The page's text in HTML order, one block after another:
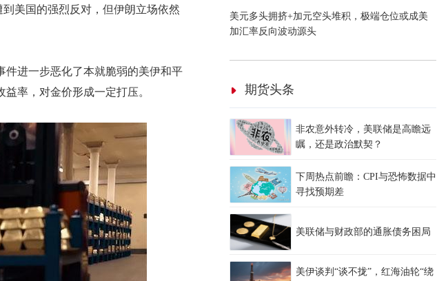
美国的强烈反对，但伊朗立场依然
进一步恶化了本就脆弱的美伊和平
率，对金价形成一定打压。
美元多头拥挤+加元空头堆积，极端仓位或成美
加汇率反向波动源头
期货头条
非农意外转冷，美联储是高瞻远
瞩，还是政治默契？
下周热点前瞻：CPI与恐怖数据中
寻找预期差
美联储与财政部的通胀债务困局
美伊谈判“谈不拢”，红海油轮“绕